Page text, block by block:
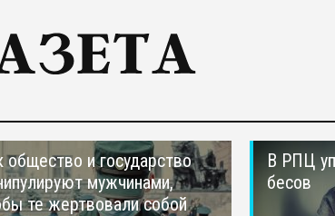
общество и государство
мужчинами,
те жертвовали собой
В РПЦ
бесов